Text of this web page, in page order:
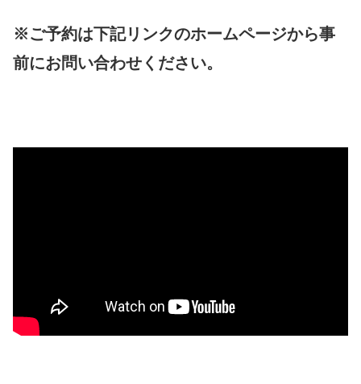
※ご予約は下記リンクのホームページから事
前にお問い合わせください。